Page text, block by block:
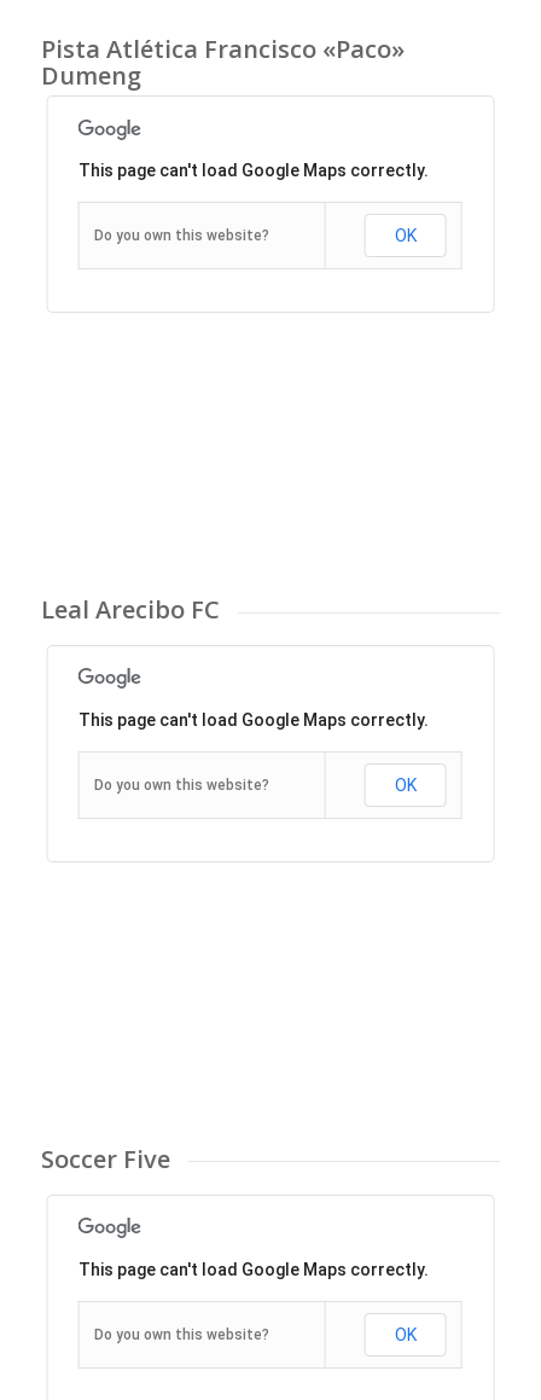
Pista Atlética Francisco «Paco»
Dumeng
This page can't load Google Maps correctly.
Do you own this website? OK
Leal Arecibo FC
This page can't load Google Maps correctly.
Do you own this website? OK
Soccer Five
This page can't load Google Maps correctly.
Do you own this website? OK